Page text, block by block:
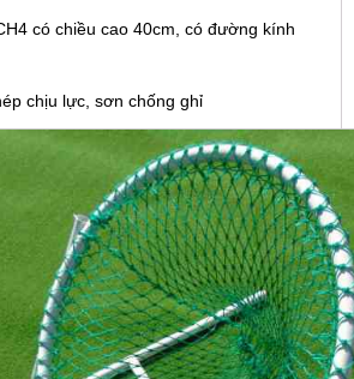
có chiều cao 40cm, có đường kính
chịu lực, sơn chống ghỉ